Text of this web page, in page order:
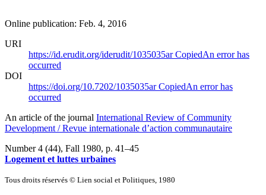
Online publication: Feb. 4, 2016
URI
https://id.erudit.org/iderudit/1035035arCopiedAn error has
occurred
DOI
https://doi.org/10.7202/1035035arCopiedAn error has
occurred
An article of the journal International Review of Community
Development / Revue internationale d’action communautaire
Number 4 (44), Fall 1980, p. 41–45
Logement et luttes urbaines
Tous droits réservés © Lien social et Politiques, 1980